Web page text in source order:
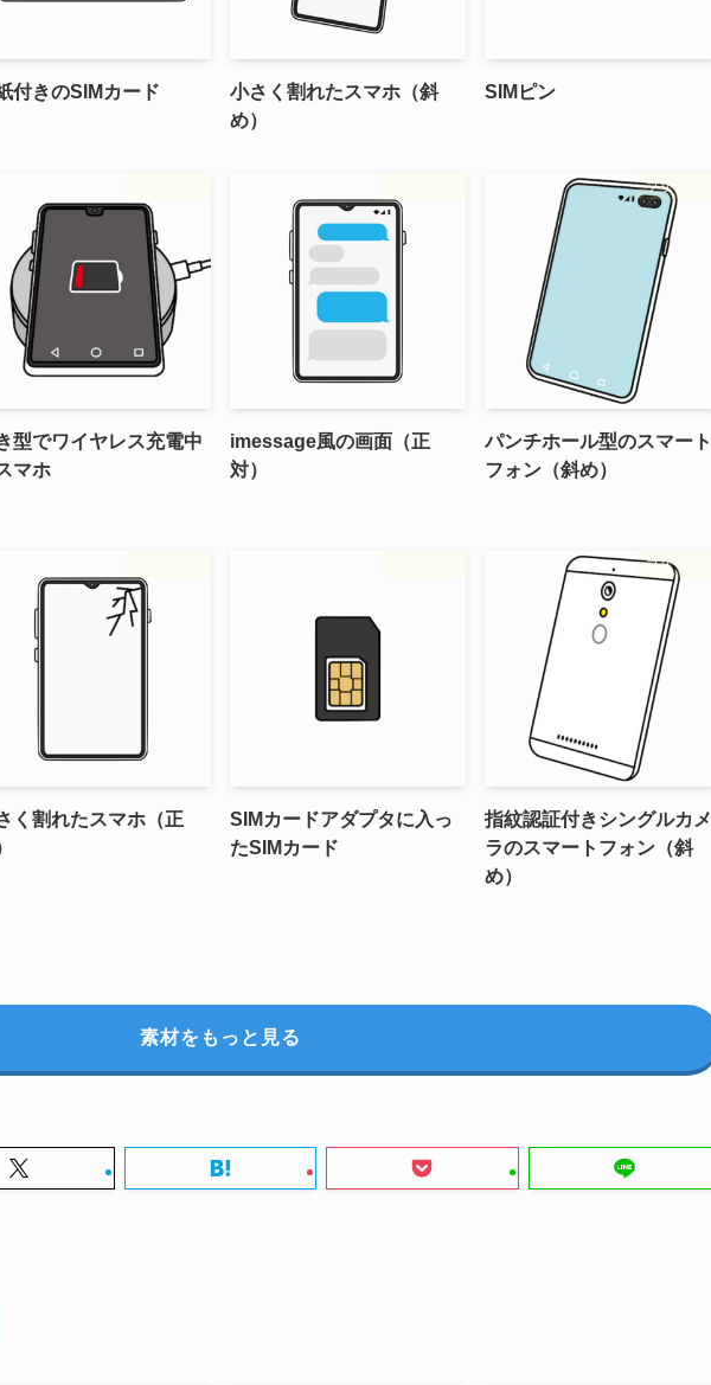
付きのSIMカード
小さく割れたスマホ（斜
め）
SIMピン
型でワイヤレス充電中
マホ
imessage風の画面（正
対）
フリー素材
パンチホール型のスマート
フォン（斜め）
く割れたスマホ（正
SIMカードアダプタに入っ
たSIMカード
フリー素材
指紋認証付きシングルカメ
ラのスマートフォン（斜
め）
素材をもっと見る